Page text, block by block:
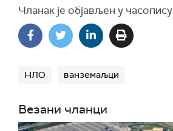
Чланак је објављен у часопису
НЛО ванземаљци
Везани чланци